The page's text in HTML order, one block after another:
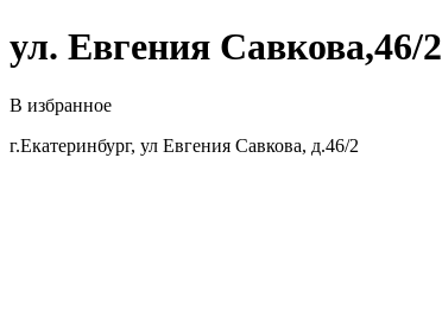
ул. Евгения Савкова,46/2
В избранное
г.Екатеринбург, ул Евгения Савкова, д.46/2